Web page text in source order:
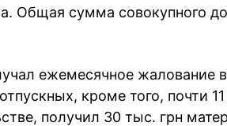
Общая сумма совокупного
ежемесячное жалование
кроме того, почти
получил 30 тыс. грн